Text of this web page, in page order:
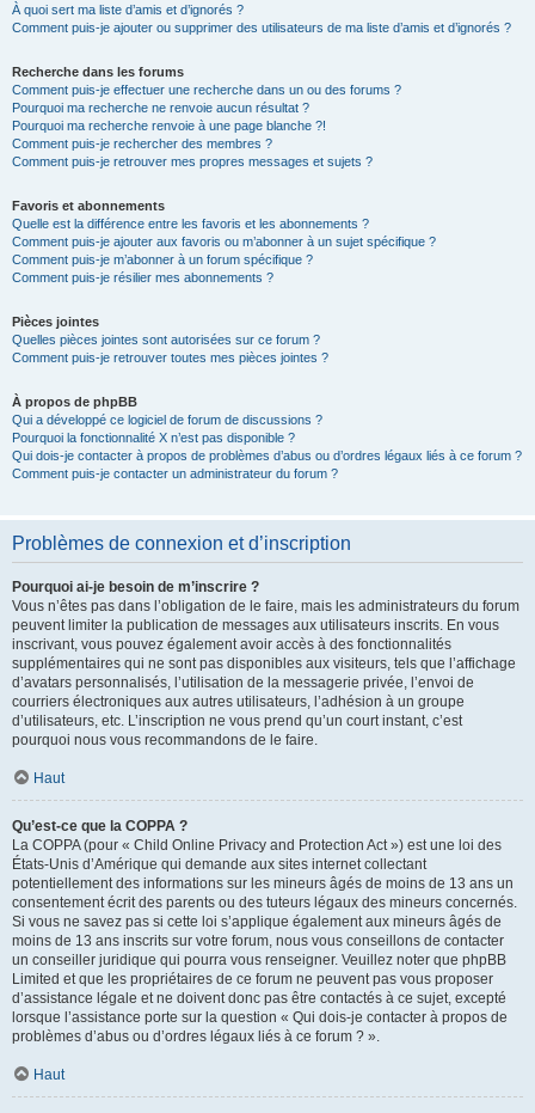
À quoi sert ma liste d’amis et d’ignorés ?
Comment puis-je ajouter ou supprimer des utilisateurs de ma liste d’amis et d’ignorés ?
Recherche dans les forums
Comment puis-je effectuer une recherche dans un ou des forums ?
Pourquoi ma recherche ne renvoie aucun résultat ?
Pourquoi ma recherche renvoie à une page blanche ?!
Comment puis-je rechercher des membres ?
Comment puis-je retrouver mes propres messages et sujets ?
Favoris et abonnements
Quelle est la différence entre les favoris et les abonnements ?
Comment puis-je ajouter aux favoris ou m’abonner à un sujet spécifique ?
Comment puis-je m’abonner à un forum spécifique ?
Comment puis-je résilier mes abonnements ?
Pièces jointes
Quelles pièces jointes sont autorisées sur ce forum ?
Comment puis-je retrouver toutes mes pièces jointes ?
À propos de phpBB
Qui a développé ce logiciel de forum de discussions ?
Pourquoi la fonctionnalité X n’est pas disponible ?
Qui dois-je contacter à propos de problèmes d’abus ou d’ordres légaux liés à ce forum ?
Comment puis-je contacter un administrateur du forum ?
Problèmes de connexion et d’inscription
Pourquoi ai-je besoin de m’inscrire ?
Vous n’êtes pas dans l’obligation de le faire, mais les administrateurs du forum
peuvent limiter la publication de messages aux utilisateurs inscrits. En vous
inscrivant, vous pouvez également avoir accès à des fonctionnalités
supplémentaires qui ne sont pas disponibles aux visiteurs, tels que l’affichage
d’avatars personnalisés, l’utilisation de la messagerie privée, l’envoi de
courriers électroniques aux autres utilisateurs, l’adhésion à un groupe
d’utilisateurs, etc. L’inscription ne vous prend qu’un court instant, c’est
pourquoi nous vous recommandons de le faire.
Haut
Qu’est-ce que la COPPA ?
La COPPA (pour « Child Online Privacy and Protection Act ») est une loi des
États-Unis d’Amérique qui demande aux sites internet collectant
potentiellement des informations sur les mineurs âgés de moins de 13 ans un
consentement écrit des parents ou des tuteurs légaux des mineurs concernés.
Si vous ne savez pas si cette loi s’applique également aux mineurs âgés de
moins de 13 ans inscrits sur votre forum, nous vous conseillons de contacter
un conseiller juridique qui pourra vous renseigner. Veuillez noter que phpBB
Limited et que les propriétaires de ce forum ne peuvent pas vous proposer
d’assistance légale et ne doivent donc pas être contactés à ce sujet, excepté
lorsque l’assistance porte sur la question « Qui dois-je contacter à propos de
problèmes d’abus ou d’ordres légaux liés à ce forum ? ».
Haut